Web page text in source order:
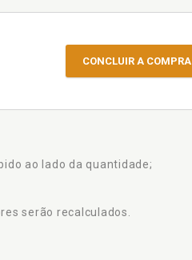
CONCLUIR A COMPRA
ao lado da quantidade;
serão recalculados.